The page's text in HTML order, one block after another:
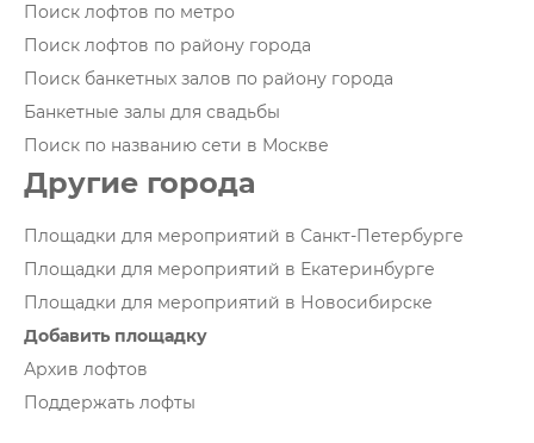
Поиск лофтов по метро
Поиск лофтов по району города
Поиск банкетных залов по району города
Банкетные залы для свадьбы
Поиск по названию сети в Москве
Другие города
Площадки для мероприятий в Санкт-Петербурге
Площадки для мероприятий в Екатеринбурге
Площадки для мероприятий в Новосибирске
Добавить площадку
Архив лофтов
Поддержать лофты